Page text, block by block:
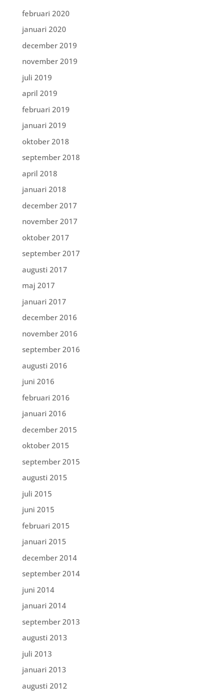
februari 2020
januari 2020
december 2019
november 2019
juli 2019
april 2019
februari 2019
januari 2019
oktober 2018
september 2018
april 2018
januari 2018
december 2017
november 2017
oktober 2017
september 2017
augusti 2017
maj 2017
januari 2017
december 2016
november 2016
september 2016
augusti 2016
juni 2016
februari 2016
januari 2016
december 2015
oktober 2015
september 2015
augusti 2015
juli 2015
juni 2015
februari 2015
januari 2015
december 2014
september 2014
juni 2014
januari 2014
september 2013
augusti 2013
juli 2013
januari 2013
augusti 2012